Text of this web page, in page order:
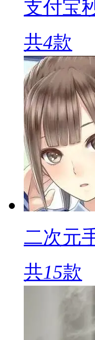
支付宝
共4款
二次元
共15款